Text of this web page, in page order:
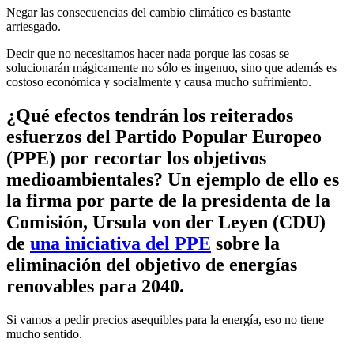
Negar las consecuencias del cambio climático es bastante
arriesgado.
Decir que no necesitamos hacer nada porque las cosas se
solucionarán mágicamente no sólo es ingenuo, sino que además es
costoso económica y socialmente y causa mucho sufrimiento.
¿Qué efectos tendrán los reiterados
esfuerzos del Partido Popular Europeo
(PPE) por recortar los objetivos
medioambientales? Un ejemplo de ello es
la firma por parte de la presidenta de la
Comisión, Ursula von der Leyen (CDU)
de una iniciativa del PPE sobre la
eliminación del objetivo de energías
renovables para 2040.
Si vamos a pedir precios asequibles para la energía, eso no tiene
mucho sentido.